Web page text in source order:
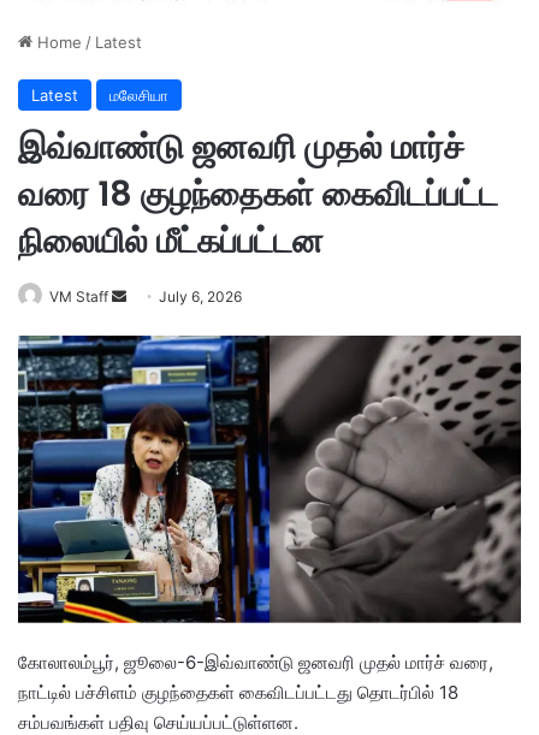
Home / Latest
Latest மலேசியா
இவ்வாண்டு ஜனவரி முதல் மார்ச்
வரை 18 குழந்தைகள் கைவிடப்பட்ட
நிலையில் மீட்கப்பட்டன
VM Staff
n
d
a
n
e
m
a
i
l
July 6, 2026
கோலாலம்பூர், ஜூலை-6-இவ்வாண்டு ஜனவரி முதல் மார்ச் வரை,
நாட்டில் பச்சிளம் குழந்தைகள் கைவிடப்பட்டது தொடர்பில் 18
சம்பவங்கள் பதிவு செய்யப்பட்டுள்ளன.